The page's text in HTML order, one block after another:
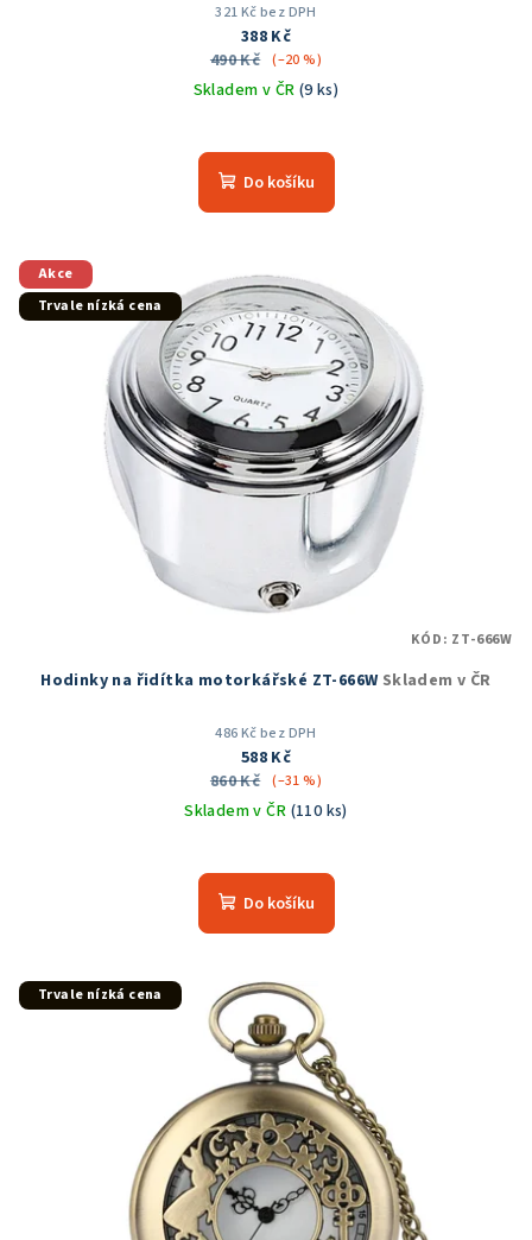
321 Kč bez DPH
388 Kč
490 Kč (–20 %)
Skladem v ČR (9 ks)
hodnocení
produktu
5
hvězdiček.
Do košíku
Akce
Trvale nízká cena
Hodinky na řidítka motorkářské ZT-666W Skladem v ČR
486 Kč bez DPH
588 Kč
860 Kč (–31 %)
Skladem v ČR (110 ks)
hodnocení
produktu
5
hvězdiček.
Do košíku
KÓD: ZT-666W
Trvale nízká cena